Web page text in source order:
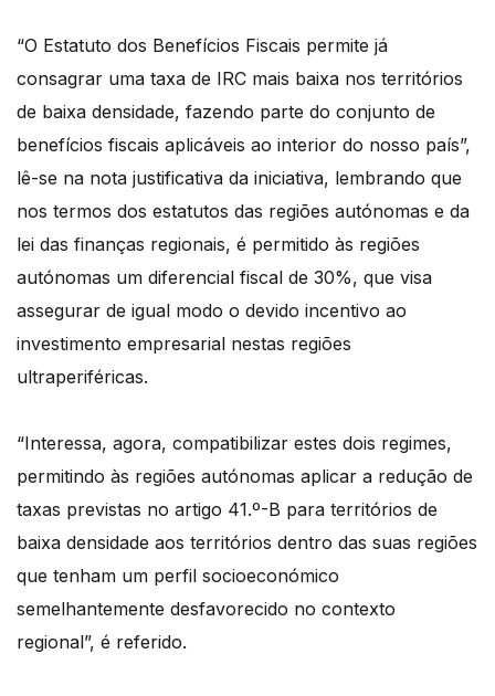
“O Estatuto dos Benefícios Fiscais permite já
consagrar uma taxa de IRC mais baixa nos territórios
de baixa densidade, fazendo parte do conjunto de
benefícios fiscais aplicáveis ao interior do nosso país”,
lê-se na nota justificativa da iniciativa, lembrando que
nos termos dos estatutos das regiões autónomas e da
lei das finanças regionais, é permitido às regiões
autónomas um diferencial fiscal de 30%, que visa
assegurar de igual modo o devido incentivo ao
investimento empresarial nestas regiões
ultraperiféricas.
“Interessa, agora, compatibilizar estes dois regimes,
permitindo às regiões autónomas aplicar a redução de
taxas previstas no artigo 41.º-B para territórios de
baixa densidade aos territórios dentro das suas regiões
que tenham um perfil socioeconómico
semelhantemente desfavorecido no contexto
regional”, é referido.